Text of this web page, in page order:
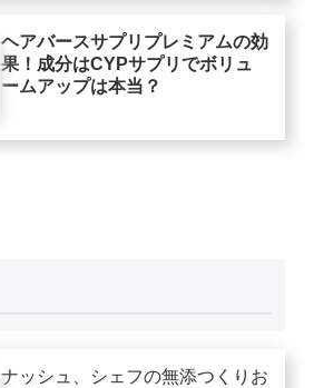
ヘアバースサプリプレミアムの効
果！成分はCYPサプリでボリュ
ームアップは本当？
ナッシュ、シェフの無添つくりお